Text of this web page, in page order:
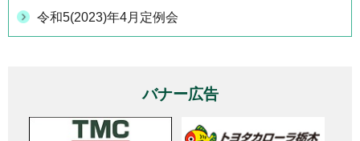
令和5(2023)年4月定例会
バナー広告